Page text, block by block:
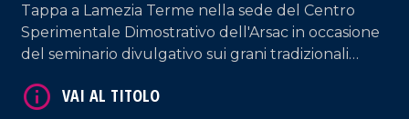
Tappa a Lamezia Terme nella sede del Centro
Sperimentale Dimostrativo dell'Arsac in occasione
del seminario divulgativo sui grani tradizionali
VAI AL TITOLO